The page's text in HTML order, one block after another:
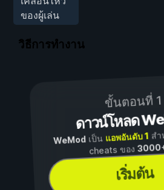
ของผู้เล่น
วิธีการทำงาน
ขั้นตอนที่ 1
ดาวน์โหลด
WeModเป็น แอพอันดับ 1 ส
cheats ของ
เริ่มต้น